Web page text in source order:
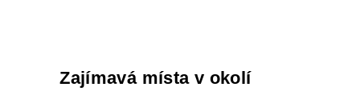
Zajímavá místa v okolí